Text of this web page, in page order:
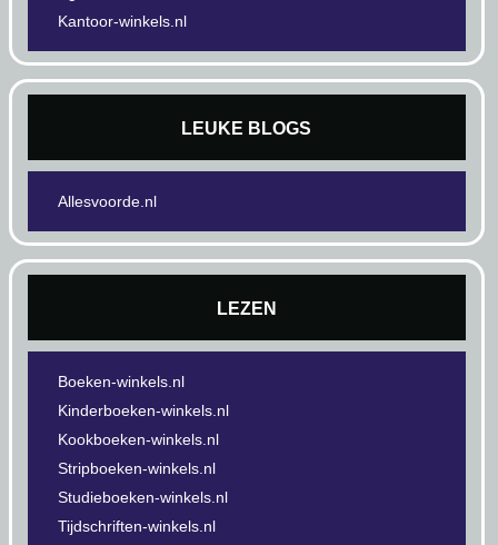
Kantoor-winkels.nl
LEUKE BLOGS
Allesvoorde.nl
LEZEN
Boeken-winkels.nl
Kinderboeken-winkels.nl
Kookboeken-winkels.nl
Stripboeken-winkels.nl
Studieboeken-winkels.nl
Tijdschriften-winkels.nl